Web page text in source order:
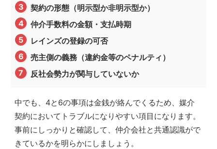
契約の形態（明示型か非明示型か）
仲介手数料の金額・支払時期
レインズの登録の可否
売主側の義務（違約金等のペナルティ）
反社会勢力が関与していないか
中でも、4と6の事項は金銭が絡んでくるため、媒介
契約においてトラブルになりやすい項目になります。
事前にしっかりと確認して、仲介会社と共通認識がで
きているかを明らかにしましょう。